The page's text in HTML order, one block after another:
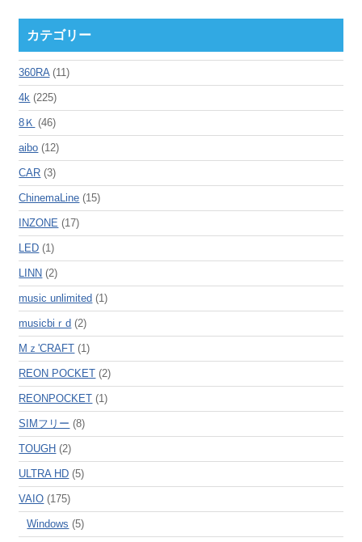
カテゴリー
360RA(11)
4k (225)
8Ｋ (46)
aibo (12)
CAR (3)
ChinemaLine (15)
INZONE (17)
LED (1)
LINN (2)
music unlimited (1)
musicbiｒd (2)
Mｚ'CRAFT (1)
REON POCKET (2)
REONPOCKET (1)
SIMフリー (8)
TOUGH (2)
ULTRA HD (5)
VAIO (175)
Windows (5)